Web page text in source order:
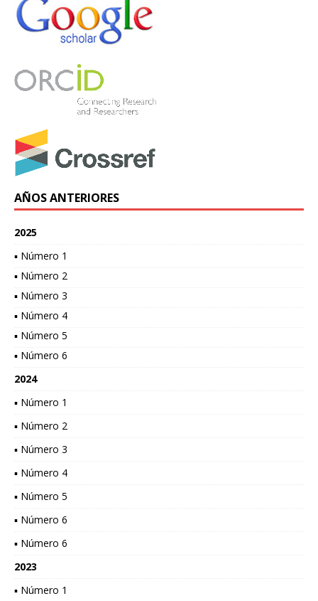
AÑOS ANTERIORES
2025
▪ Número 1
▪ Número 2
▪ Número 3
▪ Número 4
▪ Número 5
▪ Número 6
2024
▪ Número 1
▪ Número 2
▪ Número 3
▪ Número 4
▪ Número 5
▪ Número 6
▪ Número 6
2023
▪ Número 1